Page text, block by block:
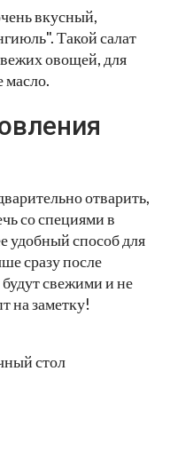
вкусный,
Такой салат
овощей, для
масло.
отварить,
со специями в
удобный способ для
сразу после
свежими и не
на заметку!
стол